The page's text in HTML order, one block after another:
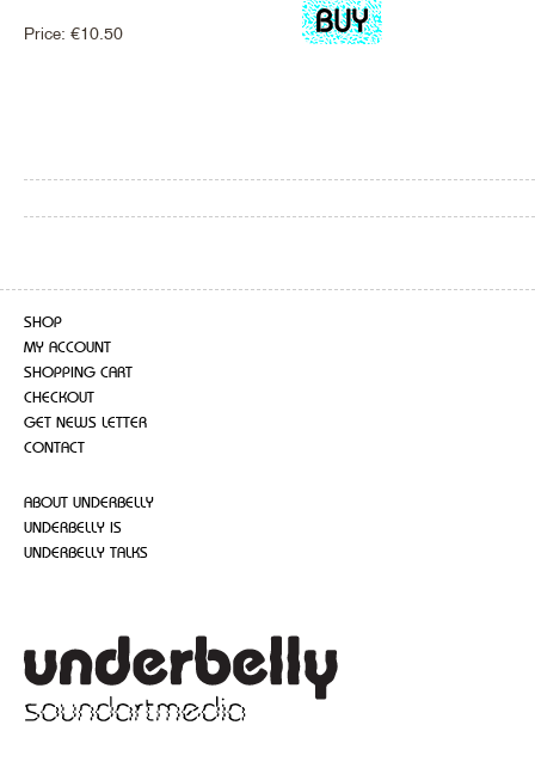
Price: €10.50
SHOP
MY ACCOUNT
SHOPPING CART
CHECKOUT
GET NEWS LETTER
CONTACT
ABOUT UNDERBELLY
UNDERBELLY IS
UNDERBELLY TALKS